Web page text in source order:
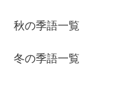
秋の季語一覧
冬の季語一覧